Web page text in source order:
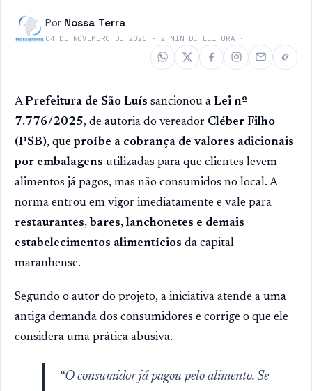
Por Nossa Terra
04 DE NOVEMBRO DE 2025 ·2 MIN DE LEITURA ·
APrefeitura de São Luís sancionou a Lei nº
7.776/2025, de autoria do vereador Cléber Filho
(PSB), que proíbe a cobrança de valores adicionais
por embalagens utilizadas para que clientes levem
alimentos já pagos, mas não consumidos no local. A
norma entrou em vigor imediatamente e vale para
restaurantes, bares, lanchonetes e demais
estabelecimentos alimentícios da capital
maranhense.
Segundo o autor do projeto, a iniciativa atende a uma
antiga demanda dos consumidores e corrige o que ele
considera uma prática abusiva.
“O consumidor já pagou pelo alimento. Se